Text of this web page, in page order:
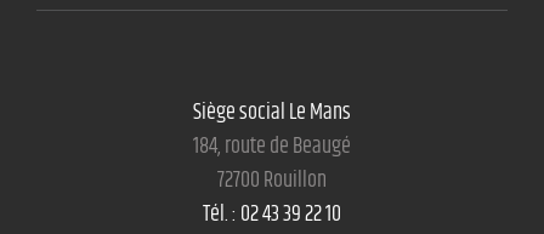
Siège social Le Mans
184, route de Beaugé
72700 Rouillon
Tél. : 02 43 39 22 10